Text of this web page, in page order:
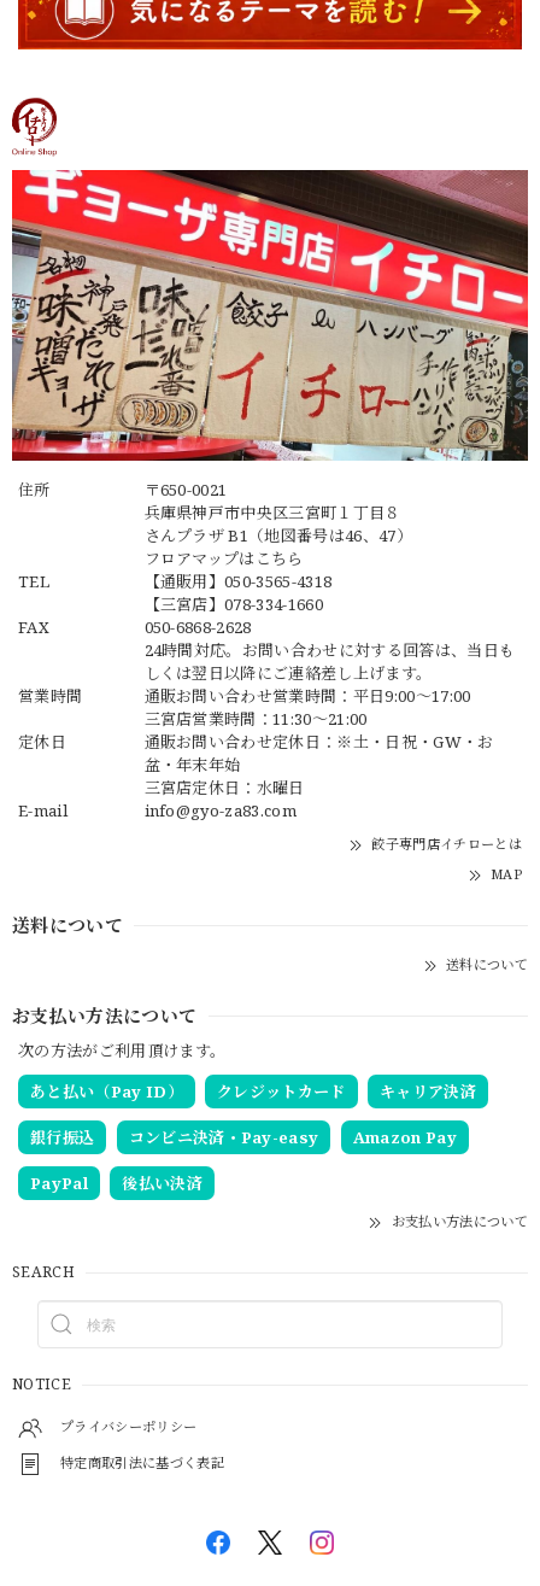
住所
〒650-0021
兵庫県神戸市中央区三宮町１丁目８
さんプラザ B1（地図番号は46、47）
フロアマップは こちら
TEL
【通販用】050-3565-4318
【三宮店】078-334-1660
FAX
050-6868-2628
24時間対応。お問い合わせに対する回答は、当日も
しくは翌日以降にご連絡差し上げます。
営業時間
通販お問い合わせ営業時間：平日9:00〜17:00
三宮店営業時間：11:30～21:00
定休日
通販お問い合わせ定休日：※土・日祝・GW・お
盆・年末年始
三宮店定休日：水曜日
E-mail
info@gyo-za83.com
餃子専門店イチローとは
MAP
送料について
送料について
お支払い方法について
次の方法がご利用頂けます。
あと払い（Pay ID）
クレジットカード キャリア決済
銀行振込 コンビニ決済・Pay-easy Amazon Pay
PayPal 後払い決済
お支払い方法について
SEARCH
NOTICE
プライバシーポリシー
特定商取引法に基づく表記